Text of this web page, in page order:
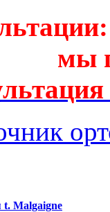
мы
t. Malgaigne